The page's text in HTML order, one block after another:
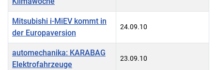
Mitsubishi i-MiEV kommt in
der Europaversion
24.09.10
automechanika: KARABAG
Elektrofahrzeuge
23.09.10